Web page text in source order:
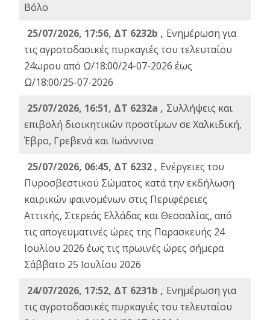
Βόλο
25/07/2026, 17:56, ΔΤ 6232b , Ενημέρωση για
τις αγροτοδασικές πυρκαγιές του τελευταίου
24ωρου από Ω/18:00/24-07-2026 έως
Ω/18:00/25-07-2026
25/07/2026, 16:51, ΔΤ 6232a , Συλλήψεις και
επιβολή διοικητικών προστίμων σε Χαλκιδική,
Έβρο, Γρεβενά και Ιωάννινα
25/07/2026, 06:45, ΔΤ 6232 , Ενέργειες του
Πυροσβεστικού Σώματος κατά την εκδήλωση
καιρικών φαινομένων στις Περιφέρειες
Αττικής, Στερεάς Ελλάδας και Θεσσαλίας, από
τις απογευματινές ώρες της Παρασκευής 24
Ιουλίου 2026 έως τις πρωινές ώρες σήμερα
Σάββατο 25 Ιουλίου 2026
24/07/2026, 17:52, ΔΤ 6231b , Ενημέρωση για
τις αγροτοδασικές πυρκαγιές του τελευταίου